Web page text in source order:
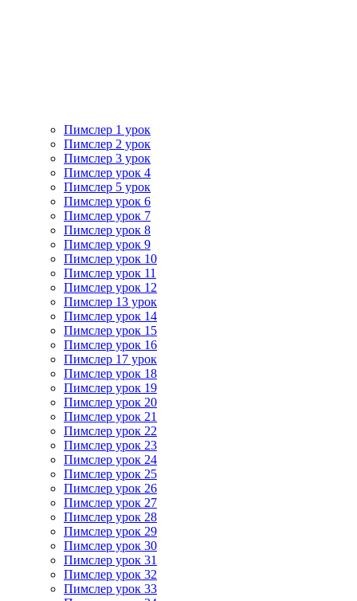
Пимслер 1 урок
Пимслер 2 урок
Пимслер 3 урок
Пимслер урок 4
Пимслер 5 урок
Пимслер урок 6
Пимслер урок 7
Пимслер урок 8
Пимслер урок 9
Пимслер урок 10
Пимслер урок 11
Пимслер урок 12
Пимслер 13 урок
Пимслер урок 14
Пимслер урок 15
Пимслер урок 16
Пимслер 17 урок
Пимслер урок 18
Пимслер урок 19
Пимслер урок 20
Пимслер урок 21
Пимслер урок 22
Пимслер урок 23
Пимслер урок 24
Пимслер урок 25
Пимслер урок 26
Пимслер урок 27
Пимслер урок 28
Пимслер урок 29
Пимслер урок 30
Пимслер урок 31
Пимслер урок 32
Пимслер урок 33